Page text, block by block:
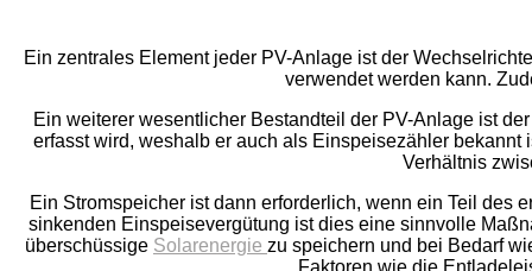
Ein zentrales Element jeder PV-Anlage ist der
verwendet werden kann.
Ein weiterer wesentlicher Bestandteil der PV-Anlage ist
erfasst wird, weshalb er auch als Einspeisezähler
Verhältnis
Ein Stromspeicher ist dann erforderlich, wenn ein Teil des
sinkenden Einspeisevergütung ist dies eine sinnvolle
überschüssige Solarenergie zu speichern und bei Bedarf